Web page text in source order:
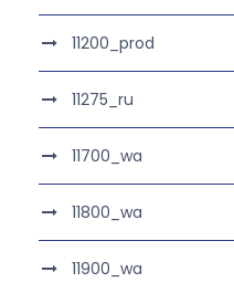
11200_prod
11275_ru
11700_wa
11800_wa
11900_wa